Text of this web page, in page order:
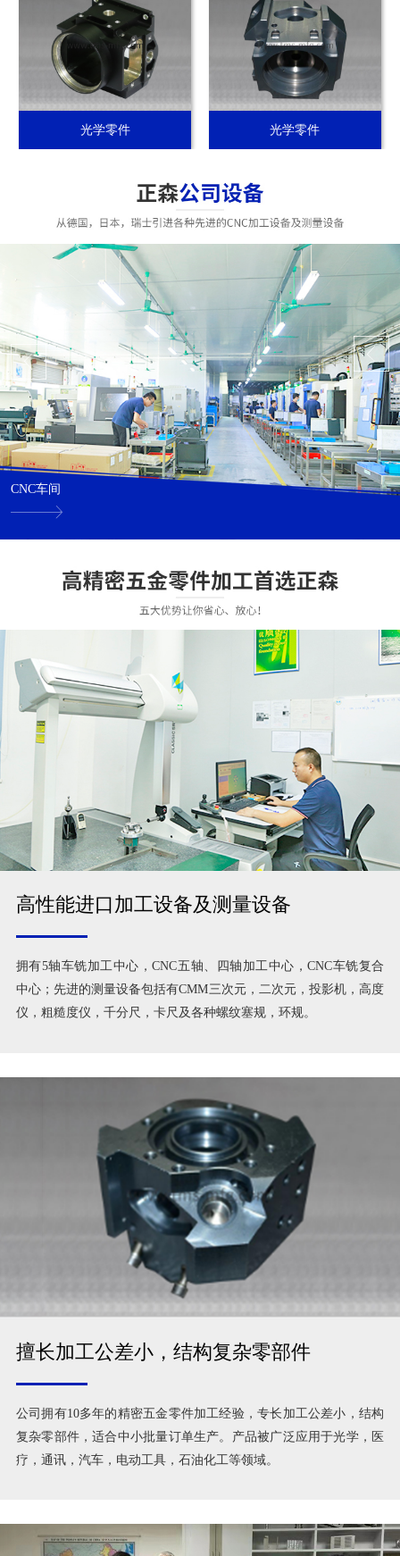
光学零件 光学零件
CNC车间
高性能进口加工设备及测量设备
拥有5轴车铣加工中心，CNC五轴、四轴加工中心，CNC车铣复合
中心；先进的测量设备包括有CMM三次元，二次元，投影机，高度
仪，粗糙度仪，千分尺，卡尺及各种螺纹塞规，环规。
擅长加工公差小，结构复杂零部件
公司拥有10多年的精密五金零件加工经验，专长加工公差小，结构
复杂零部件，适合中小批量订单生产。产品被广泛应用于光学，医
疗，通讯，汽车，电动工具，石油化工等领域。